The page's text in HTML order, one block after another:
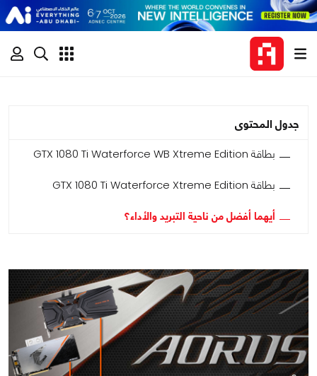
جدول المحتوى
بطاقة GTX 1080 Ti Waterforce WB Xtreme Edition
بطاقة GTX 1080 Ti Waterforce Xtreme Edition
أيهما أفضل من ناحية التبريد والأداء؟